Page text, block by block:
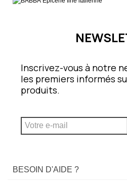
Inscrivez-vous à notre
les premiers informés
produits.
BESOIN D'AIDE ?